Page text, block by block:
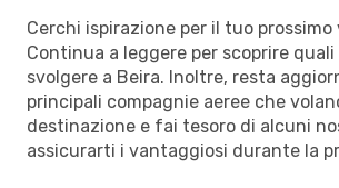
Cerchi ispirazione per il tuo prossimo
Continua a leggere per scoprire
svolgere a Beira. Inoltre, resta
principali compagnie aeree che
destinazione e fai tesoro di alcuni
assicurarti i vantaggiosi durante la